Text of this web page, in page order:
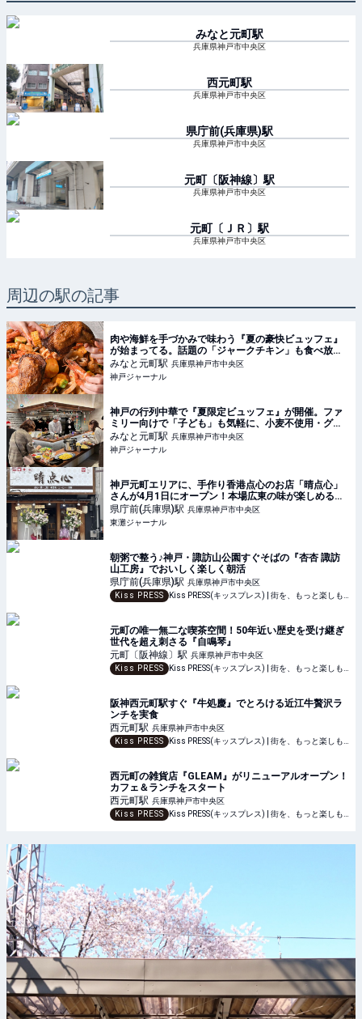
みなと元町駅
兵庫県神戸市中央区
西元町駅
兵庫県神戸市中央区
県庁前(兵庫県)駅
兵庫県神戸市中央区
元町〔阪神線〕 駅
兵庫県神戸市中央区
元町〔ＪＲ〕 駅
兵庫県神戸市中央区
周辺の駅の記事
肉や海鮮を手づかみで味わう『夏の豪快ビュッフェ』
が始まってる。話題の「ジャークチキン」も食べ放
題。ポートタワーホテル | 神戸ジャーナル
みなと元町駅 兵庫県神戸市中央区
神戸ジャーナル
神戸の行列中華で『夏限定ビュッフェ』が開催。ファ
ミリー向けで「子ども」も気軽に、小麦不使用・グル
テンフリー | 神戸ジャーナル
みなと元町駅 兵庫県神戸市中央区
神戸ジャーナル
神戸元町エリアに、手作り香港点心のお店「晴点心」
さんが4月1日にオープン！本場広東の味が楽しめるみ
たい #新規オープン #新店情報 #開店情報 #晴点心 | 東
灘ジャーナル
県庁前(兵庫県)駅 兵庫県神戸市中央区
東灘ジャーナル
朝粥で整う♪神戸・諏訪山公園すぐそばの『杏杏 諏訪
山工房』でおいしく楽しく朝活
県庁前(兵庫県)駅 兵庫県神戸市中央区
Kiss PRESS
元町の唯一無二な喫茶空間！50年近い歴史を受け継ぎ
世代を超え刺さる『自鳴琴』
元町〔阪神線〕駅 兵庫県神戸市中央区
Kiss PRESS
阪神西元町駅すぐ『牛処慶』でとろける近江牛贅沢ラ
ンチを実食
西元町駅 兵庫県神戸市中央区
Kiss PRESS
西元町の雑貨店『GLEAM』がリニューアルオープン！
カフェ＆ランチをスタート
西元町駅 兵庫県神戸市中央区
Kiss PRESS